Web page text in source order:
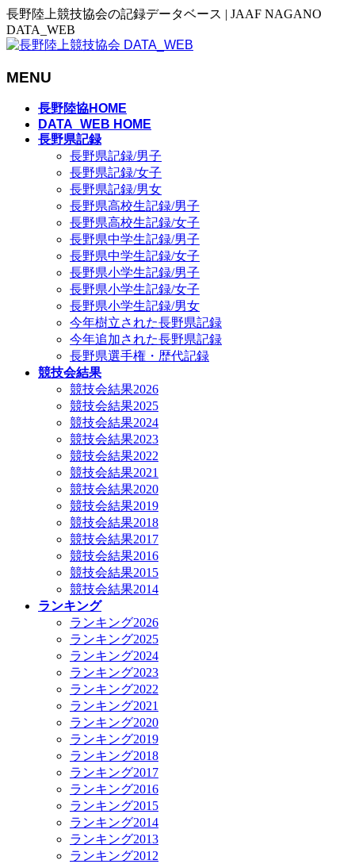
長野陸上競技協会の記録データベース | JAAF NAGANO
DATA_WEB
MENU
長野陸協HOME
DATA_WEB HOME
長野県記録
長野県記録/男子
長野県記録/女子
長野県記録/男女
長野県高校生記録/男子
長野県高校生記録/女子
長野県中学生記録/男子
長野県中学生記録/女子
長野県小学生記録/男子
長野県小学生記録/女子
長野県小学生記録/男女
今年樹立された長野県記録
今年追加された長野県記録
長野県選手権・歴代記録
競技会結果
競技会結果2026
競技会結果2025
競技会結果2024
競技会結果2023
競技会結果2022
競技会結果2021
競技会結果2020
競技会結果2019
競技会結果2018
競技会結果2017
競技会結果2016
競技会結果2015
競技会結果2014
ランキング
ランキング2026
ランキング2025
ランキング2024
ランキング2023
ランキング2022
ランキング2021
ランキング2020
ランキング2019
ランキング2018
ランキング2017
ランキング2016
ランキング2015
ランキング2014
ランキング2013
ランキング2012